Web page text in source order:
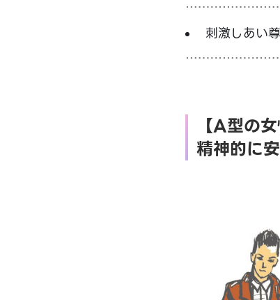
刺激しあい
【A型の女
精神的に